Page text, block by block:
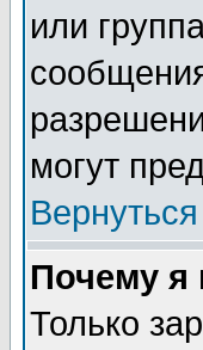
или
могут
Почему я
Только